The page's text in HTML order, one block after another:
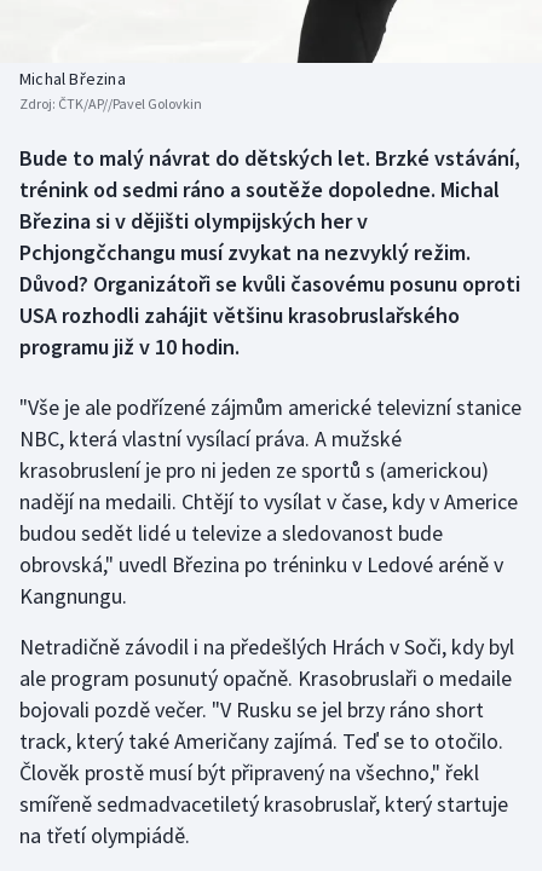
Biatlon
Boby a skeleton
Box
Curling
Cyklistika
Florbal
Futsal
Golf
Házená
Jezdectví
Judo
Krasobruslení
AZ kvíz
Michal Březina
Zdroj: ČTK/AP//Pavel Golovkin
Bude to malý návrat do dětských let. Brzké vstávání,
trénink od sedmi ráno a soutěže dopoledne. Michal
Březina si v dějišti olympijských her v
Pchjongčchangu musí zvykat na nezvyklý režim.
Důvod? Organizátoři se kvůli časovému posunu oproti
USA rozhodli zahájit většinu krasobruslařského
programu již v 10 hodin.
"Vše je ale podřízené zájmům americké televizní stanice
NBC, která vlastní vysílací práva. A mužské
krasobruslení je pro ni jeden ze sportů s (americkou)
nadějí na medaili. Chtějí to vysílat v čase, kdy v Americe
budou sedět lidé u televize a sledovanost bude
obrovská," uvedl Březina po tréninku v Ledové aréně v
Kangnungu.
Netradičně závodil i na předešlých Hrách v Soči, kdy byl
ale program posunutý opačně. Krasobruslaři o medaile
bojovali pozdě večer. "V Rusku se jel brzy ráno short
track, který také Američany zajímá. Teď se to otočilo.
Člověk prostě musí být připravený na všechno," řekl
smířeně sedmadvacetiletý krasobruslař, který startuje
na třetí olympiádě.